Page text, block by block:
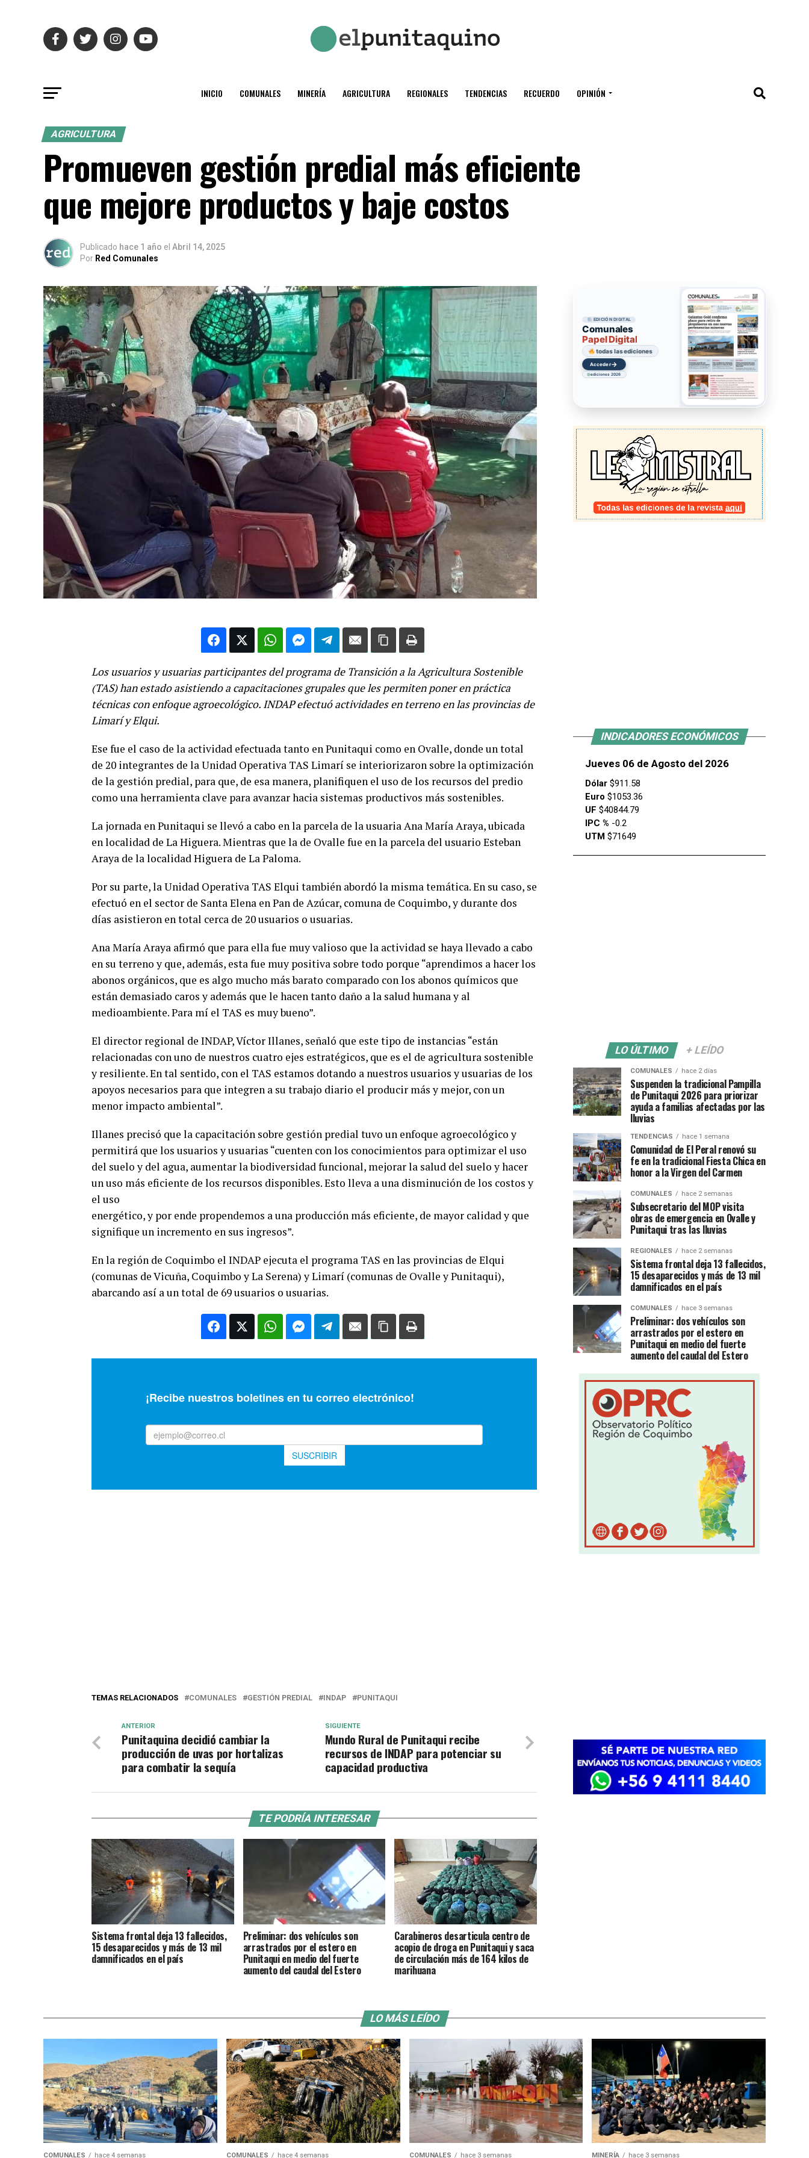
INICIO COMUNALES MINERÍA AGRICULTURA REGIONALES TENDENCIAS RECUERDO OPINIÓN
AGRICULTURA
Promueven gestión predial más eficiente
que mejore productos y baje costos
Publicado hace 1 año el Abril 14, 2025
Por Red Comunales
Los usuarios y usuarias participantes del programa de Transición a la Agricultura Sostenible
(TAS) han estado asistiendo a capacitaciones grupales que les permiten poner en práctica
técnicas con enfoque agroecológico. INDAP efectuó actividades en terreno en las provincias de
Limarí y Elqui.
Ese fue el caso de la actividad efectuada tanto en Punitaqui como en Ovalle, donde un total
de 20 integrantes de la Unidad Operativa TAS Limarí se interiorizaron sobre la optimización
de la gestión predial, para que, de esa manera, planifiquen el uso de los recursos del predio
como una herramienta clave para avanzar hacia sistemas productivos más sostenibles.
La jornada en Punitaqui se llevó a cabo en la parcela de la usuaria Ana María Araya, ubicada
en localidad de La Higuera. Mientras que la de Ovalle fue en la parcela del usuario Esteban
Araya de la localidad Higuera de La Paloma.
Por su parte, la Unidad Operativa TAS Elqui también abordó la misma temática. En su caso, se
efectuó en el sector de Santa Elena en Pan de Azúcar, comuna de Coquimbo, y durante dos
días asistieron en total cerca de 20 usuarios o usuarias.
Ana María Araya afirmó que para ella fue muy valioso que la actividad se haya llevado a cabo
en su terreno y que, además, esta fue muy positiva sobre todo porque “aprendimos a hacer los
abonos orgánicos, que es algo mucho más barato comparado con los abonos químicos que
están demasiado caros y además que le hacen tanto daño a la salud humana y al
medioambiente. Para mí el TAS es muy bueno”.
El director regional de INDAP, Víctor Illanes, señaló que este tipo de instancias “están
relacionadas con uno de nuestros cuatro ejes estratégicos, que es el de agricultura sostenible
y resiliente. En tal sentido, con el TAS estamos dotando a nuestros usuarios y usuarias de los
apoyos necesarios para que integren a su trabajo diario el producir más y mejor, con un
menor impacto ambiental”.
Illanes precisó que la capacitación sobre gestión predial tuvo un enfoque agroecológico y
permitirá que los usuarios y usuarias “cuenten con los conocimientos para optimizar el uso
del suelo y del agua, aumentar la biodiversidad funcional, mejorar la salud del suelo y hacer
un uso más eficiente de los recursos disponibles. Esto lleva a una disminución de los costos y
el uso
energético, y por ende propendemos a una producción más eficiente, de mayor calidad y que
signifique un incremento en sus ingresos”.
En la región de Coquimbo el INDAP ejecuta el programa TAS en las provincias de Elqui
(comunas de Vicuña, Coquimbo y La Serena) y Limarí (comunas de Ovalle y Punitaqui),
abarcando así a un total de 69 usuarios o usuarias.
TEMAS RELACIONADOS COMUNALES GESTIÓN PREDIAL INDAP PUNITAQUI
SIGUIENTE
Mundo Rural de Punitaqui recibe
recursos de INDAP para potenciar su
capacidad productiva
ANTERIOR
Punitaquina decidió cambiar la
producción de uvas por hortalizas
para combatir la sequía
TE PODRÍA INTERESAR
Sistema frontal deja 13 fallecidos,
15 desaparecidos y más de 13 mil
damnificados en el país
Preliminar: dos vehículos son
arrastrados por el estero en
Punitaqui en medio del fuerte
aumento del caudal del Estero
Carabineros desarticula centro de
acopio de droga en Punitaqui y saca
de circulación más de 164 kilos de
marihuana
EDICIÓN DIGITAL
Comunales
Papel Digital
todas las ediciones
Acceder→
ediciones 2026
INDICADORES ECONÓMICOS
Jueves 06 de Agosto del 2026
Dólar $911.58
Euro $1053.36
UF $40844.79
IPC % -0.2
UTM $71649
LO ÚLTIMO + LEÍDO
COMUNALES hace 2 días
Suspenden la tradicional Pampilla
de Punitaqui 2026 para priorizar
ayuda a familias afectadas por las
lluvias
TENDENCIAS hace 1 semana
Comunidad de El Peral renovó su
fe en la tradicional Fiesta Chica en
honor a la Virgen del Carmen
COMUNALES hace 2 semanas
Subsecretario del MOP visita
obras de emergencia en Ovalle y
Punitaqui tras las lluvias
REGIONALES hace 2 semanas
Sistema frontal deja 13 fallecidos,
15 desaparecidos y más de 13 mil
damnificados en el país
COMUNALES hace 3 semanas
Preliminar: dos vehículos son
arrastrados por el estero en
Punitaqui en medio del fuerte
aumento del caudal del Estero
LO MÁS LEÍDO
COMUNALES hace 4 semanas COMUNALES hace 4 semanas COMUNALES hace 3 semanas MINERÍA hace 3 semanas